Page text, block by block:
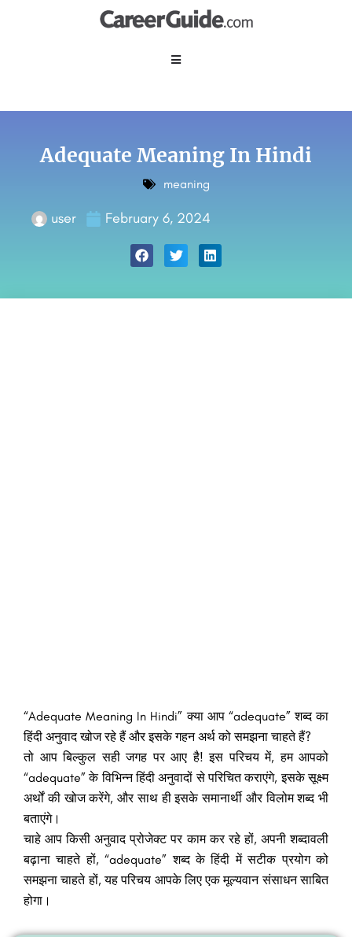
Adequate Meaning In Hindi
meaning
user February 6, 2024
“Adequate Meaning In Hindi” क्या आप “adequate” शब्द का
हिंदी अनुवाद खोज रहे हैं और इसके गहन अर्थ को समझना चाहते हैं?
तो आप बिल्कुल सही जगह पर आए है! इस परिचय में, हम आपको
“adequate” के विभिन्न हिंदी अनुवादों से परिचित कराएंगे, इसके सूक्ष्म
अर्थों की खोज करेंगे, और साथ ही इसके समानार्थी और विलोम शब्द भी
बताएंगे।
चाहे आप किसी अनुवाद प्रोजेक्ट पर काम कर रहे हों, अपनी शब्दावली
बढ़ाना चाहते हों, “adequate” शब्द के हिंदी में सटीक प्रयोग को
समझना चाहते हों, यह परिचय आपके लिए एक मूल्यवान संसाधन साबित
होगा।